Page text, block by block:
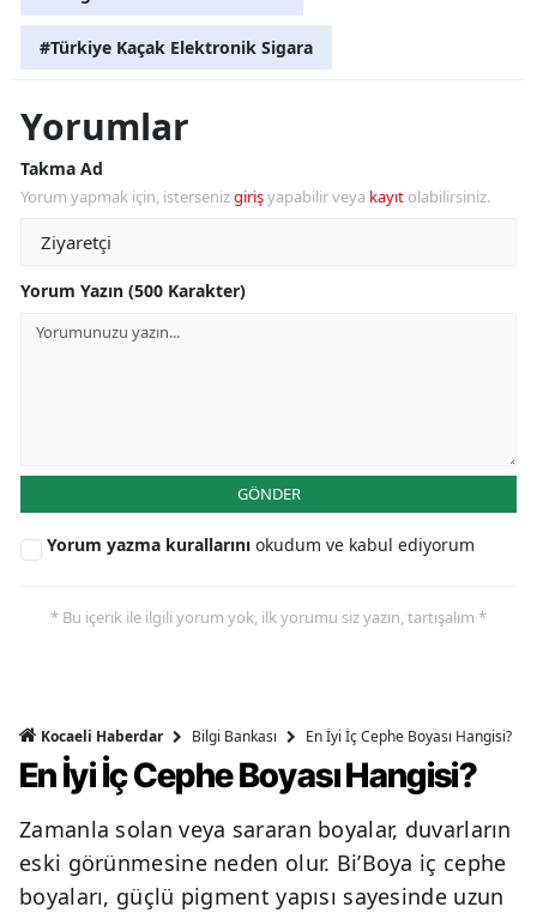
#Türkiye Kaçak Elektronik Sigara
Yorumlar
Takma Ad
Yorum yapmak için, istersenizgirişyapabilir veya kayıt olabilirsiniz.
Yorum Yazın (500 Karakter)
GÖNDER
Yorum yazma kurallarını okudum ve kabul ediyorum
* Bu içerik ile ilgili yorum yok, ilk yorumu siz yazın, tartışalım *
Kocaeli Haberdar Bilgi Bankası En İyi İç Cephe Boyası Hangisi?
En İyi İç Cephe Boyası Hangisi?
Zamanla solan veya sararan boyalar, duvarların
eski görünmesine neden olur. Bi’Boya iç cephe
boyaları, güçlü pigment yapısı sayesinde uzun